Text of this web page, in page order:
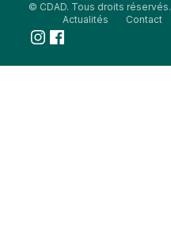
© CDAD. Tous droits réservés.
Actualités
Contact